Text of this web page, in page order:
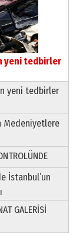
yeni tedbirler
yeni tedbirler
Medeniyetlere
İstanbul’un
GALERİSİ